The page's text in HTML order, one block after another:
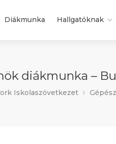
Diákmunka Hallgatóknak
diákmunka –
Iskolaszövetkezet